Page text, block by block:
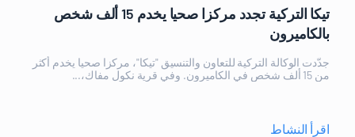
تيكا التركية تجدد مركزا صحيا يخدم 15 ألف شخص
بالكاميرون
جدّدت الوكالة التركية للتعاون والتنسيق "تيكا"، مركزا صحيا يخدم أكثر
من 15 ألف شخص في الكاميرون. وفي قرية نكول مفاك،...
اقرأ النشاط